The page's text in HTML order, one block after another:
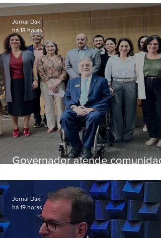
prêmio internacional nos EUA
Governador atende
nova pasta de Ciência e
Tecnologia
Jornal Daki
há 18 horas
Jornal Daki
há 19 horas